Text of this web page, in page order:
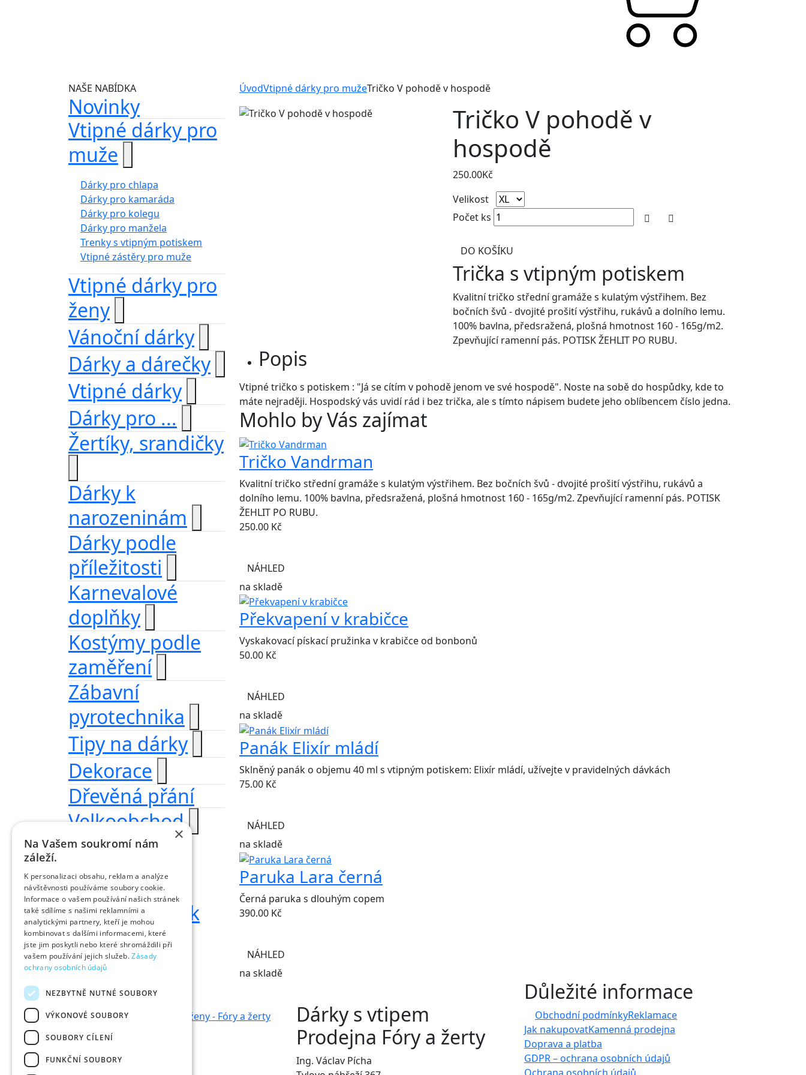
NAŠE NABÍDKA
Novinky
Vtipné dárky pro
muže
Dárky pro chlapa
Dárky pro kamaráda
Dárky pro kolegu
Dárky pro manžela
Trenky s vtipným potiskem
Vtipné zástěry pro muže
Vtipné dárky pro
ženy
Vánoční dárky
Dárky a dárečky
Vtipné dárky
Dárky pro ...
Žertíky, srandičky
Dárky k
narozeninám
Dárky podle
příležitosti
Karnevalové
doplňky
Kostýmy podle
zaměření
Zábavní
pyrotechnika
Tipy na dárky
Dekorace
Dřevěná přání
Velkoobchod
Nově přidáno
NOVÝ
Žvýkačka
tenisový míček
ÚvodVtipné dárky pro mužeTričko V pohodě v hospodě
Tričko V pohodě v
hospodě
250.00Kč
Velikost
Počet ks
DO KOŠÍKU
Trička s vtipným potiskem
Kvalitní tričko střední gramáže s kulatým výstřihem. Bez
bočních švů - dvojité prošití výstřihu, rukávů a dolního lemu.
100% bavlna, předsražená, plošná hmotnost 160 - 165g/m2.
Zpevňující ramenní pás. POTISK ŽEHLIT PO RUBU.
Popis
Vtipné tričko s potiskem : "Já se cítím v pohodě jenom ve své hospodě". Noste na sobě do hospůdky, kde to
máte nejraději. Hospodský vás uvidí rád i bez trička, ale s tímto nápisem budete jeho oblíbencem číslo jedna.
Mohlo by Vás zajímat
Tričko Vandrman
Kvalitní tričko střední gramáže s kulatým výstřihem. Bez bočních švů - dvojité prošití výstřihu, rukávů a
dolního lemu. 100% bavlna, předsražená, plošná hmotnost 160 - 165g/m2. Zpevňující ramenní pás. POTISK
ŽEHLIT PO RUBU.
250.00 Kč
NÁHLED
na skladě
Překvapení v krabičce
Vyskakovací pískací pružinka v krabičce od bonbonů
50.00 Kč
NÁHLED
na skladě
Panák Elixír mládí
Sklněný panák o objemu 40 ml s vtipným potiskem: Elixír mládí, užívejte v pravidelných dávkách
75.00 Kč
NÁHLED
na skladě
Paruka Lara černá
Černá paruka s dlouhým copem
390.00 Kč
NÁHLED
na skladě
Kontakt
Dárky s vtipem
Prodejna Fóry a žerty
Ing. Václav Pícha
Důležité informace
Obchodní podmínkyReklamace
Jak nakupovatKamenná prodejna
Doprava a platba
GDPR – ochrana osobních údajů
×
Na Vašem soukromí nám
záleží.
K personalizaci obsahu, reklam a analýze
návštěvnosti používáme soubory cookie.
Informace o vašem používání našich stránek
také sdílíme s našimi reklamními a
analytickými partnery, kteří je mohou
kombinovat s dalšími informacemi, které
jste jim poskytli nebo které shromáždili při
vašem používání jejich služeb.Zásady
ochrany osobních údajů
NEZBYTNĚ NUTNÉ SOUBORY
VÝKONOVÉ SOUBORY
SOUBORY CÍLENÍ
FUNKČNÍ SOUBORY